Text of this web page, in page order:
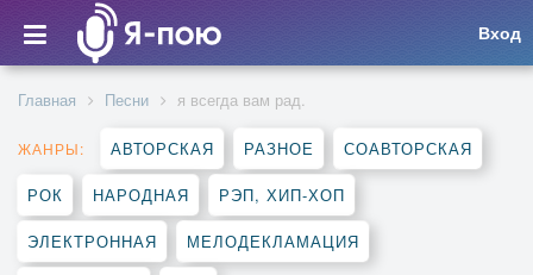
Вход
Главная Песни я всегда вам рад.
ЖАНРЫ: АВТОРСКАЯ РАЗНОЕ СОАВТОРСКАЯ
РОК НАРОДНАЯ РЭП, ХИП-ХОП
ЭЛЕКТРОННАЯ МЕЛОДЕКЛАМАЦИЯ